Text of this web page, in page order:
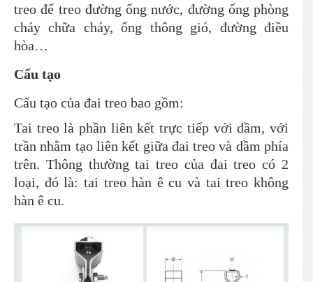
treo để treo đường ống nước, đường ống phòng
cháy chữa cháy, ống thông gió, đường điều
hòa…
Cấu tạo
Cấu tạo của đai treo bao gồm:
Tai treo là phần liên kết trực tiếp với dầm, với
trần nhằm tạo liên kết giữa đai treo và dầm phía
trên. Thông thường tai treo của đai treo có 2
loại, đó là: tai treo hàn ê cu và tai treo không
hàn ê cu.